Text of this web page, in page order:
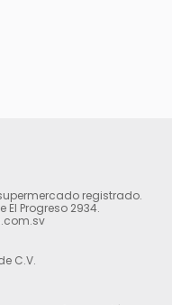
registrado.
El Progreso 2934.
C.V.